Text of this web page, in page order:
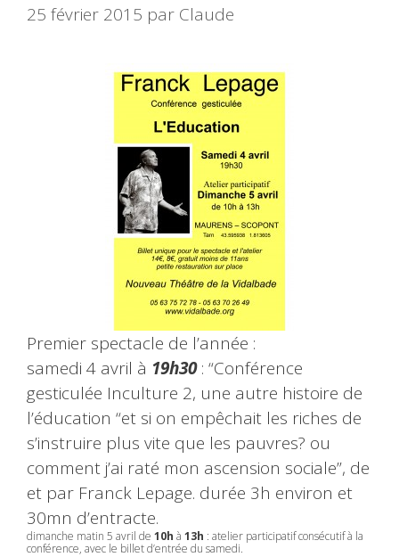
25 février 2015 par Claude
Premier spectacle de l’année :
samedi 4 avril à 19h30: “Conférence
gesticulée Inculture 2, une autre histoire de
l’éducation “et si on empêchait les riches de
s’instruire plus vite que les pauvres? ou
comment j’ai raté mon ascension sociale”, de
et par Franck Lepage. durée 3h environ et
30mn d’entracte.
dimanche matin 5 avril de 10h à 13h : atelier participatif consécutif à la
conférence, avec le billet d’entrée du samedi.